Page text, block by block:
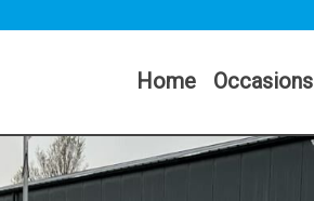
Home Occasions